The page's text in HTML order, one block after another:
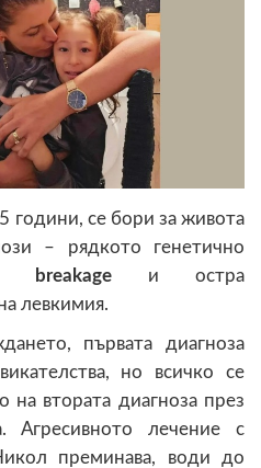
години, се бори за живота
– рядкото генетично
breakage и остра
левкимия.
първата диагноза
но всичко се
на втората диагноза през
Агресивното лечение с
преминава, води до